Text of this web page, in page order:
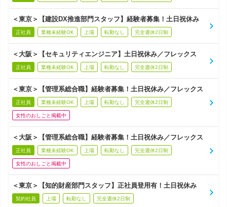
＜東京＞【建設DX推進部門スタッフ】経験者募集！土日祝休み
正社員 業種未経験OK 上場 転勤なし 完全週休2日制
＜大阪＞【セキュリティエンジニア】土日祝休み／フレックス
正社員 業種未経験OK 上場 転勤なし 完全週休2日制
＜東京＞【管理系総合職】経験者募集！土日祝休み／フレックス
正社員 業種未経験OK 上場 転勤なし 完全週休2日制
女性のおしごと掲載中
＜大阪＞【管理系総合職】経験者募集！土日祝休み／フレックス
正社員 業種未経験OK 上場 転勤なし 完全週休2日制
女性のおしごと掲載中
＜東京＞【知的財産部門スタッフ】正社員登用有！土日祝休み
契約社員 上場 転勤なし 完全週休2日制